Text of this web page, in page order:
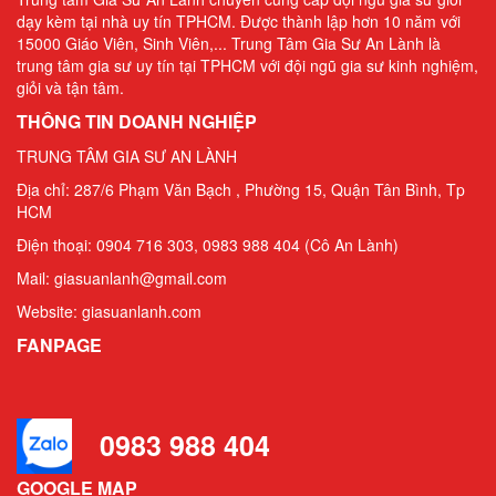
Gia Sư Piano Cho Trẻ Em Tại HCM
dạy kèm tại nhà uy tín TPHCM. Được thành lập hơn 10 năm với
15000 Giáo Viên, Sinh Viên,... Trung Tâm Gia Sư An Lành là
trung tâm gia sư uy tín tại TPHCM với đội ngũ gia sư kinh nghiệm,
giỏi và tận tâm.
THÔNG TIN DOANH NGHIỆP
TRUNG TÂM GIA SƯ AN LÀNH
Địa chỉ: 287/6 Phạm Văn Bạch , Phường 15, Quận Tân Bình, Tp
HCM
Điện thoại: 0904 716 303, 0983 988 404 (Cô An Lành)
Mail: giasuanlanh@gmail.com
Website: giasuanlanh.com
FANPAGE
0983 988 404
GOOGLE MAP